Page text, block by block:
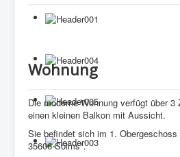
Home
Bilder
Rund ums Lahntal
Impressum / Kontakt
Wohnung
Die moderne Wohnung verfügt über
einen kleinen Balkon mit Aussicht.
Sie befindet sich im 1.
35606 Solms".